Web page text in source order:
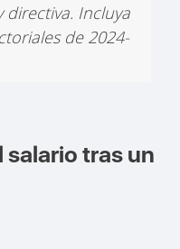
directiva. Incluya
de 2024-
salario tras un